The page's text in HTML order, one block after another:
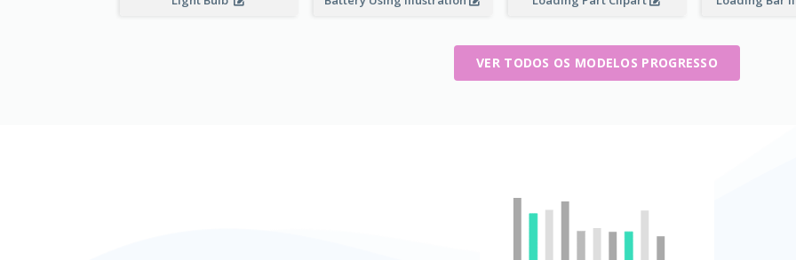
VER TODOS OS MODELOS PROGRESSO